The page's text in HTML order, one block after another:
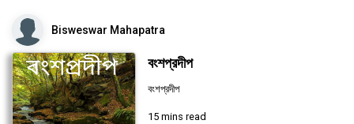
Bisweswar Mahapatra
বংশপ্রদীপ
বংশপ্রদীপ
15 mins read